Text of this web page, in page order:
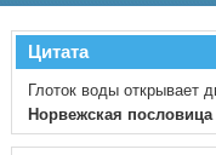
Цитата
Глоток воды открывает
Норвежская пословица